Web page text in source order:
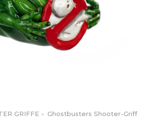
sich hier:
GRIFFE Ghostbusters Shooter-Griff